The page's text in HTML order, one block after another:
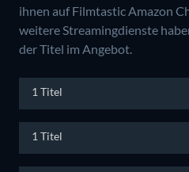
ihnen auf Filmtastic Amazon
weitere Streamingdienste
der Titel im Angebot.
1 Titel
1 Titel